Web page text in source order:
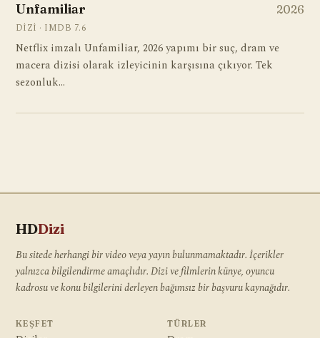
Unfamiliar 2026
DIZI · IMDB 7.6
Netflix imzalı Unfamiliar, 2026 yapımı bir suç, dram ve
macera dizisi olarak izleyicinin karşısına çıkıyor. Tek
sezonluk…
HDDizi
Bu sitede herhangi bir video veya yayın bulunmamaktadır. İçerikler
yalnızca bilgilendirme amaçlıdır. Dizi ve filmlerin künye, oyuncu
kadrosu ve konu bilgilerini derleyen bağımsız bir başvuru kaynağıdır.
KEŞFET TÜRLER